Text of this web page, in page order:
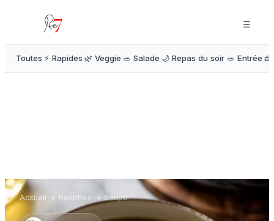
☰
Toutes ⚡ Rapides 🌿 Veggie 🥗 Salade 🌙 Repas du soir 🥗 Entrée
Accueil → Recettes → Soupe